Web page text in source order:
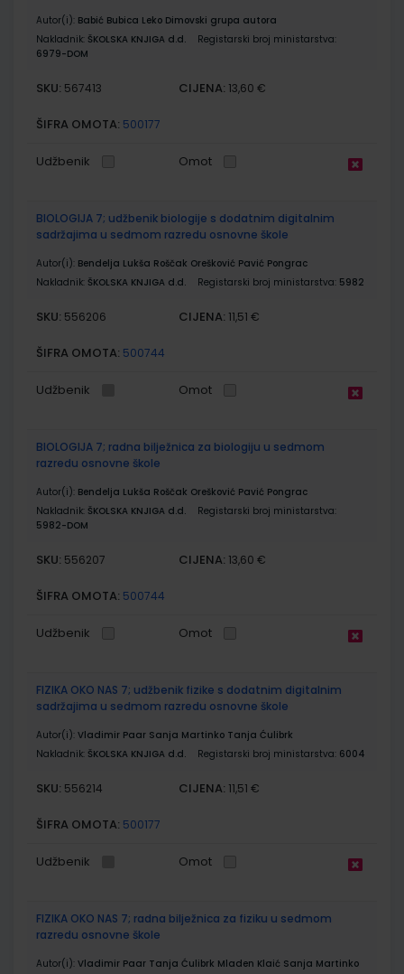
Autor(i): Babić Bubica Leko Dimovski grupa autora
Nakladnik: ŠKOLSKA KNJIGA d.d.
Registarski broj ministarstva:
6979-DOM
SKU: 567413 CIJENA: 13,60 €
ŠIFRA OMOTA: 500177
Udžbenik Omot
BIOLOGIJA 7; udžbenik biologije s dodatnim digitalnim
sadržajima u sedmom razredu osnovne škole
Autor(i): Bendelja Lukša Roščak Orešković Pavić Pongrac
Nakladnik: ŠKOLSKA KNJIGA d.d. Registarski broj ministarstva: 5982
SKU: 556206 CIJENA: 11,51 €
ŠIFRA OMOTA: 500744
Udžbenik Omot
BIOLOGIJA 7; radna bilježnica za biologiju u sedmom
razredu osnovne škole
Autor(i): Bendelja Lukša Roščak Orešković Pavić Pongrac
Nakladnik: ŠKOLSKA KNJIGA d.d.
Registarski broj ministarstva:
5982-DOM
SKU: 556207 CIJENA: 13,60 €
ŠIFRA OMOTA: 500744
Udžbenik Omot
FIZIKA OKO NAS 7; udžbenik fizike s dodatnim digitalnim
sadržajima u sedmom razredu osnovne škole
Autor(i): Vladimir Paar Sanja Martinko Tanja Ćulibrk
Nakladnik: ŠKOLSKA KNJIGA d.d. Registarski broj ministarstva: 6004
SKU: 556214 CIJENA: 11,51 €
ŠIFRA OMOTA: 500177
Udžbenik Omot
FIZIKA OKO NAS 7; radna bilježnica za fiziku u sedmom
razredu osnovne škole
Autor(i): Vladimir Paar Tanja Ćulibrk Mladen Klaić Sanja Martinko